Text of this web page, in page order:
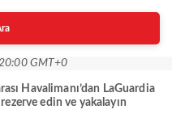
GMT+0
Havalimanı’dan LaGuardia
edin ve yakalayın